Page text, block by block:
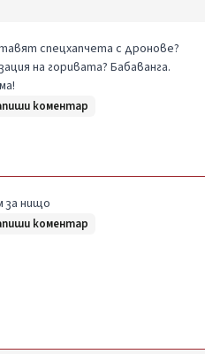
спецхапчета с дронове?
на горивата? Бабаванга.
коментар
за нищо
коментар